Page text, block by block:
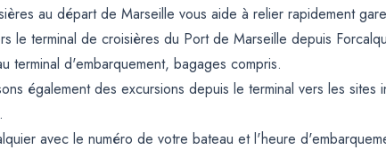
au départ de Marseille vous aide à relier rapidement
le terminal de croisières du Port de Marseille depuis
terminal d'embarquement, bagages compris.
également des excursions depuis le terminal vers les
avec le numéro de votre bateau et l'heure